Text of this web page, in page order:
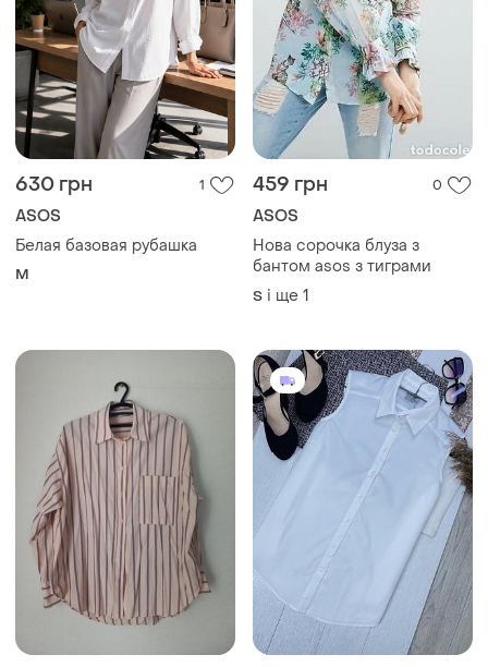
630 грн 1
ASOS
Белая базовая рубашка
M
459 грн 0
ASOS
Нова сорочка блуза з
бантом asos з тиграми
S і ще 1